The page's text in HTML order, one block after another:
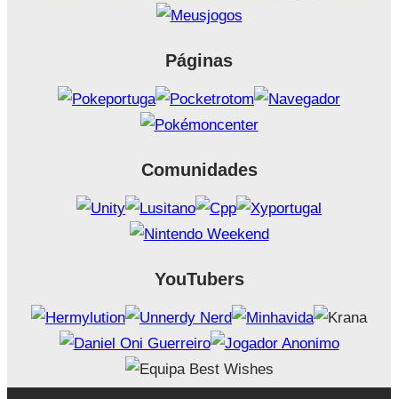
Páginas
Comunidades
YouTubers